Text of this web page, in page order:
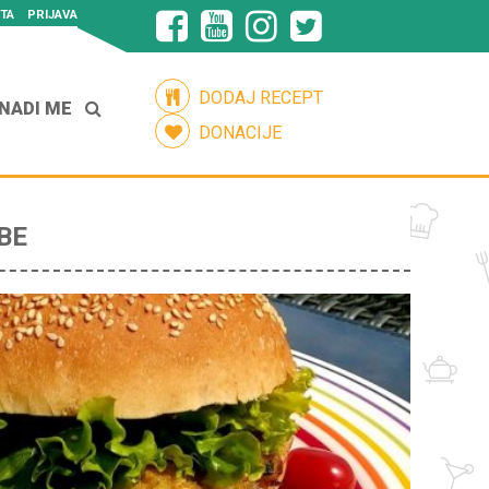
PRIJAVA
ME
DODAJ RECEPT
DONACIJE